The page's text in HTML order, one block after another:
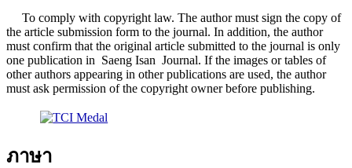
To comply with copyright law. The author must sign the copy of
the article submission form to the journal. In addition, the author
must confirm that the original article submitted to the journal is only
one publication in Saeng Isan Journal. If the images or tables of
other authors appearing in other publications are used, the author
must ask permission of the copyright owner before publishing.
ภาษา